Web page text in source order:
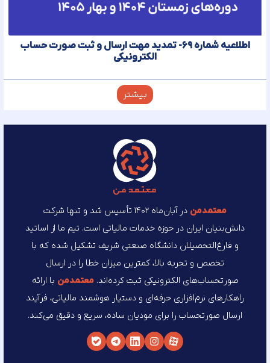
اطلاعیه شماره ۶۹- تمدید مهت ارسال و ثبت صورت حساب
الکترونیکی
بیشتر
معتمد‌من
در آبان‌ماه ۱۴۰۲ تأسیس شد و تنها شرکت
دانش‌بنیان ایران در حوزه خدمات مالیاتی است. تیم ما از اساتید
و فارغ‌التحصیلان دانشگاه صنعتی شریف تشکیل شده که با
تخصص و تجربه بالا، کمترین میزان خطا را در ارسال
صورتحساب‌های الکترونیکی ثبت کرده‌اند.معتمد‌منبا ارائه
راهکارهای نرم‌افزاری حرفه‌ای و دستیار هوشمند مالیاتی، فرآیند
ارسال صورتحساب را برای مودیان ساده، سریع و دقیق می‌کند.